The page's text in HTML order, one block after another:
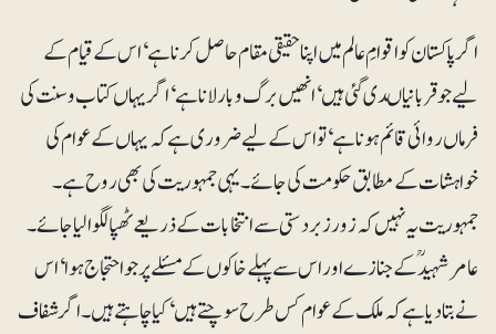
اگر پاکستان کو اقوامِ عالم میں اپنا حقیقی مقام حاصل کرنا ہے‘ اس کے قیام کے
لیے جو قربانیاںدی گئی ہیں‘ انھیں برگ و بار لانا ہے‘ اگر یہاں کتاب و سنت کی
فرماں روائی قائم ہونا ہے‘ تو اس کے لیے ضروری ہے کہ یہاں کے عوام کی
خواہشات کے مطابق حکومت کی جائے۔ یہی جمہوریت کی بھی روح ہے۔
جمہوریت یہ نہیں کہ زور زبردستی سے انتخابات کے ذریعے ٹھپا لگوا لیا جائے۔
عامرشہیدؒ کے جنازے اور اس سے پہلے خاکوں کے مسئلے پر جو احتجاج ہوا‘ اس
نے بتادیا ہے کہ ملک کے عوام کس طرح سوچتے ہیں‘ کیا چاہتے ہیں۔ اگر شفاف